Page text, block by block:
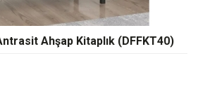
Ahşap Kitaplık (DFFKT40)